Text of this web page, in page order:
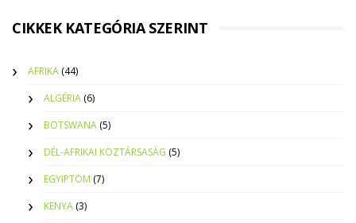
CIKKEK KATEGÓRIA SZERINT
AFRIKA (44)
ALGÉRIA (6)
BOTSWANA (5)
DÉL-AFRIKAI KÖZTÁRSASÁG (5)
EGYIPTOM (7)
KENYA (3)